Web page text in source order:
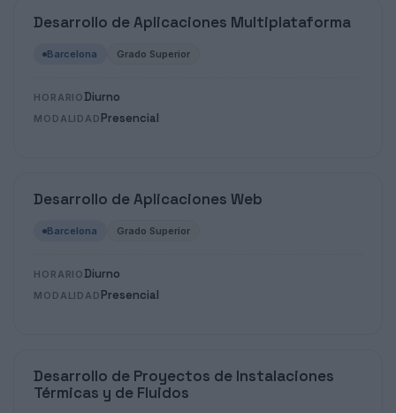
Desarrollo de Aplicaciones Multiplataforma
Barcelona Grado Superior
HORARIO Diurno
MODALIDAD Presencial
Desarrollo de Aplicaciones Web
Barcelona Grado Superior
HORARIO Diurno
MODALIDAD Presencial
Desarrollo de Proyectos de Instalaciones
Térmicas y de Fluidos